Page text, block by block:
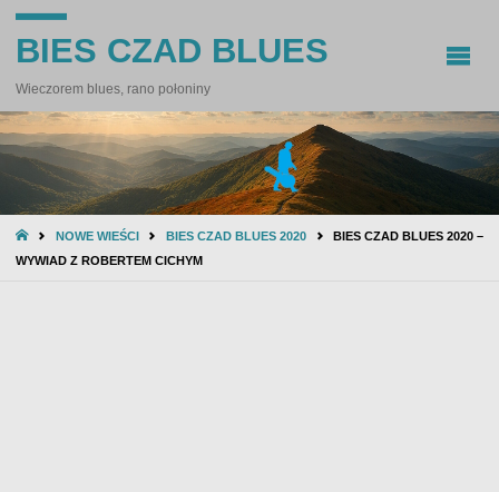
BIES CZAD BLUES
Wieczorem blues, rano połoniny
STRONA
GŁÓWNA
NOWE WIEŚCI BIES CZAD BLUES 2020
BIES CZAD BLUES 2020 –
WYWIAD Z ROBERTEM CICHYM